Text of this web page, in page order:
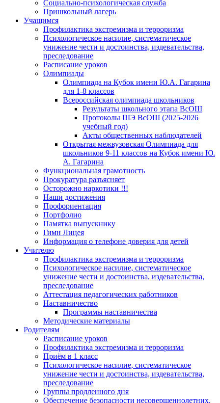
Социально-психологическая служба
Пришкольный лагерь
Учащимся
Профилактика экстремизма и терроризма
Психологическое насилие, систематическое
унижение чести и достоинства, издевательства,
преследование
Расписание уроков
Олимпиады
Олимпиада на Кубок имени Ю.А. Гагарина
для 1-8 классов
Всероссийская олимпиада школьников
Результаты школьного этапа ВсОШ
Протоколы ШЭ ВсОШ (2025-2026
учебный год)
Акты общественных наблюдателей
Открытая межвузовская Олимпиада для
школьников 9-11 классов на Кубок имени Ю.
А. Гагарина
Функциональная грамотность
Прокуратура разъясняет
Осторожно наркотики !!!
Наши достижения
Профориентация
Портфолио
Памятка выпускнику
Гимн Лицея
Информация о телефоне доверия для детей
Учителю
Профилактика экстремизма и терроризма
Психологическое насилие, систематическое
унижение чести и достоинства, издевательства,
преследование
Аттестация педагогических работников
Наставничество
Программы наставничества
Методические материалы
Родителям
Расписание уроков
Профилактика экстремизма и терроризма
Приём в 1 класс
Психологическое насилие, систематическое
унижение чести и достоинства, издевательства,
преследование
Группы продленного дня
Обеспечение безопасности несовершеннолетних.